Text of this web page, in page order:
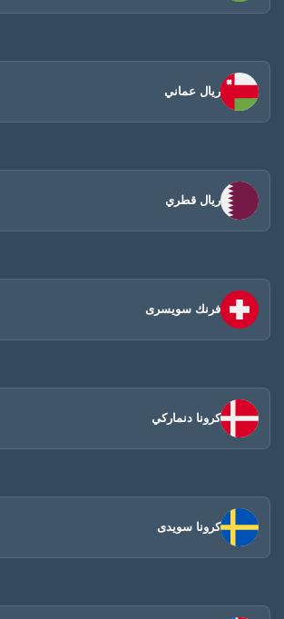
ريال عماني
ريال قطري
فرنك سويسرى
كرونا دنماركي
كرونا سويدى